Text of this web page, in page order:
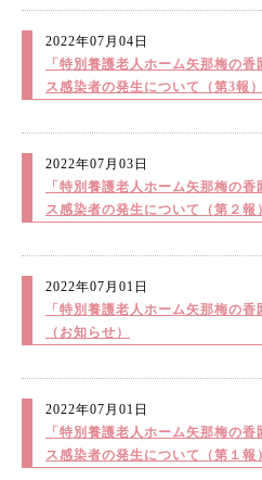
2022年07月04日
「特別養護老人ホーム矢那梅の
ス感染者の発生について（第3報）
2022年07月03日
「特別養護老人ホーム矢那梅の
ス感染者の発生について（第２報）
2022年07月01日
「特別養護老人ホーム矢那梅の
（お知らせ）
2022年07月01日
「特別養護老人ホーム矢那梅の
ス感染者の発生について（第１報）